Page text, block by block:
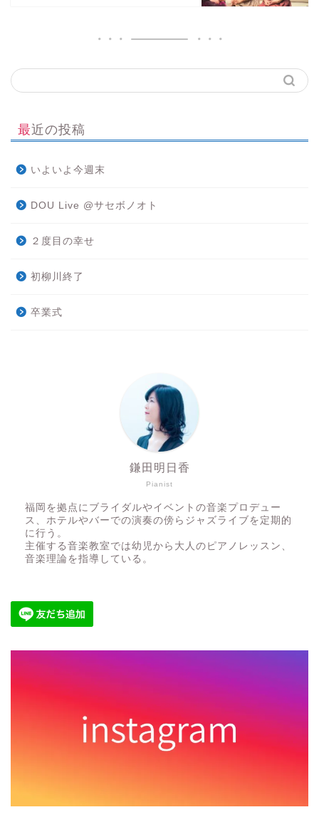
最近の投稿
いよいよ今週末
DOU Live @サセボノオト
２度目の幸せ
初柳川終了
卒業式
Pianist
鎌田明日香
福岡を拠点にブライダルやイベントの音楽プロデュー
ス、ホテルやバーでの演奏の傍らジャズライブを定期的
に行う。
主催する音楽教室では幼児から大人のピアノレッスン、
音楽理論を指導している。